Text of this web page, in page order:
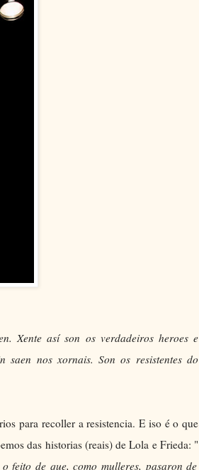
Xente así son os verdadeiros heroes e
saen nos xornais. Son os resistentes do
para recoller a resistencia. E iso é o que
das historias (reais) de Lola e Frieda: "
feito de que, como mulleres, pasaron de